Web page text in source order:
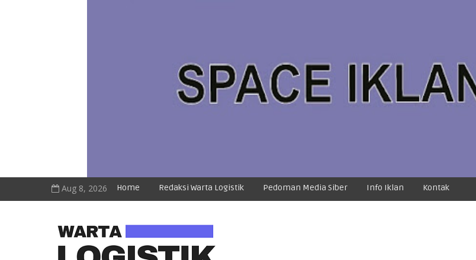
Aug 8, 2026 Home Redaksi Warta Logistik Pedoman Media Siber Info Iklan Kontak